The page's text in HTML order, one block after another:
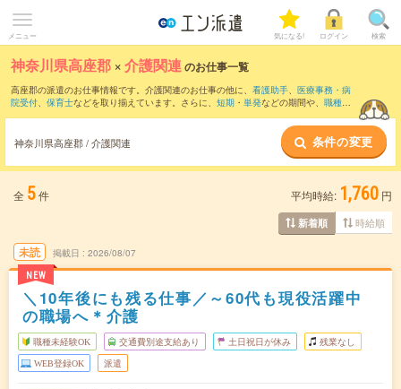
メニュー 気になる! ログイン 検索
神奈川県高座郡 ×介護関連のお仕事一覧
高座郡の派遣のお仕事情報です。介護関連のお仕事の他に、 看護助手、 医療事務・病
院受付、 保育士などを取り揃えています。さらに、 短期 ・ 単発などの期間や、 職種未
神奈川県高座郡 / 介護関連 条件の変更
全 5件 平均時給: 1,760 円
新着順 時給順
未読
NEW
掲載日 2026/08/07
＼10年後にも残る仕事／～60代も現役活躍中
の職場へ＊介護
職種未経験OK 交通費別途支給あり 土日祝日が休み 残業なし
WEB登録OK 派遣